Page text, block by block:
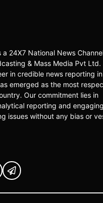
24X7 National News
& Mass Media Pvt Ltd.
in credible news reporting
emerged as the most
Our commitment lies in
reporting and engaging
issues without any bias or